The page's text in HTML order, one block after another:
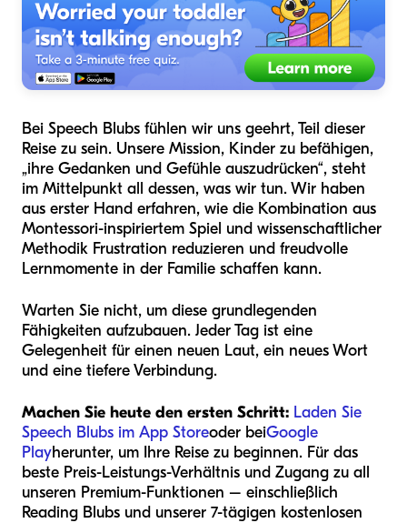
Bei Speech Blubs fühlen wir uns geehrt, Teil dieser
Reise zu sein. Unsere Mission, Kinder zu befähigen,
„ihre Gedanken und Gefühle auszudrücken“, steht
im Mittelpunkt all dessen, was wir tun. Wir haben
aus erster Hand erfahren, wie die Kombination aus
Montessori-inspiriertem Spiel und wissenschaftlicher
Methodik Frustration reduzieren und freudvolle
Lernmomente in der Familie schaffen kann.
Warten Sie nicht, um diese grundlegenden
Fähigkeiten aufzubauen. Jeder Tag ist eine
Gelegenheit für einen neuen Laut, ein neues Wort
und eine tiefere Verbindung.
Machen Sie heute den ersten Schritt: Laden Sie
Speech Blubs im App Storeoder beiGoogle
Playherunter, um Ihre Reise zu beginnen. Für das
beste Preis-Leistungs-Verhältnis und Zugang zu all
unseren Premium-Funktionen – einschließlich
Reading Blubs und unserer 7-tägigen kostenlosen